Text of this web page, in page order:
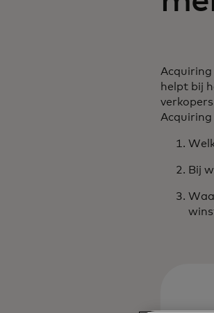
helpt bij
Bij